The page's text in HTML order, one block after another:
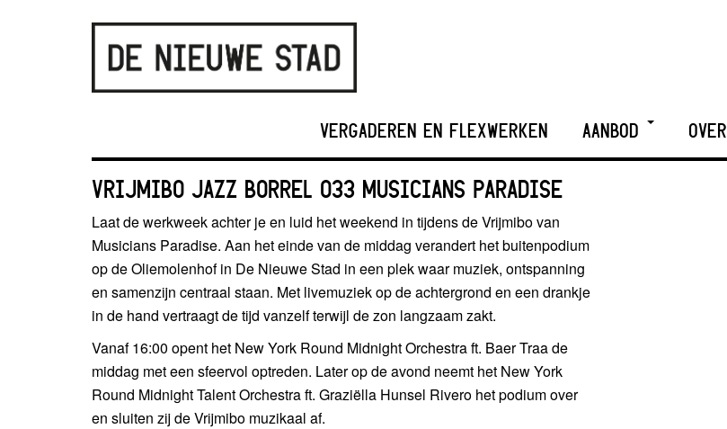
VERGADEREN EN FLEXWERKEN AANBOD OVER
VRIJMIBO JAZZ BORREL 033 MUSICIANS PARADISE
Laat de werkweek achter je en luid het weekend in tijdens de Vrijmibo van
Musicians Paradise. Aan het einde van de middag verandert het buitenpodium
op de Oliemolenhof in De Nieuwe Stad in een plek waar muziek, ontspanning
en samenzijn centraal staan. Met livemuziek op de achtergrond en een drankje
in de hand vertraagt de tijd vanzelf terwijl de zon langzaam zakt.
Vanaf 16:00 opent het New York Round Midnight Orchestra ft. Baer Traa de
middag met een sfeervol optreden. Later op de avond neemt het New York
Round Midnight Talent Orchestra ft. Graziëlla Hunsel Rivero het podium over
en sluiten zij de Vrijmibo muzikaal af.